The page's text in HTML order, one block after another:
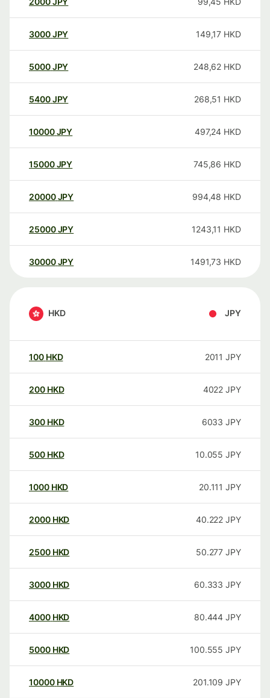
3000JPY 149,17 HKD
5000JPY 248,62 HKD
5400JPY 268,51 HKD
10000 JPY 497,24 HKD
15000 JPY 745,86 HKD
20000 JPY 994,48 HKD
25000 JPY 1243,11 HKD
30000 JPY 1491,73 HKD
HKD JPY
100 HKD 2011 JPY
200 HKD 4022 JPY
300 HKD 6033 JPY
500 HKD 10.055 JPY
1000 HKD 20.111 JPY
2000 HKD 40.222 JPY
2500 HKD 50.277 JPY
3000 HKD 60.333 JPY
4000 HKD 80.444 JPY
5000 HKD 100.555 JPY
10000 HKD 201.109 JPY